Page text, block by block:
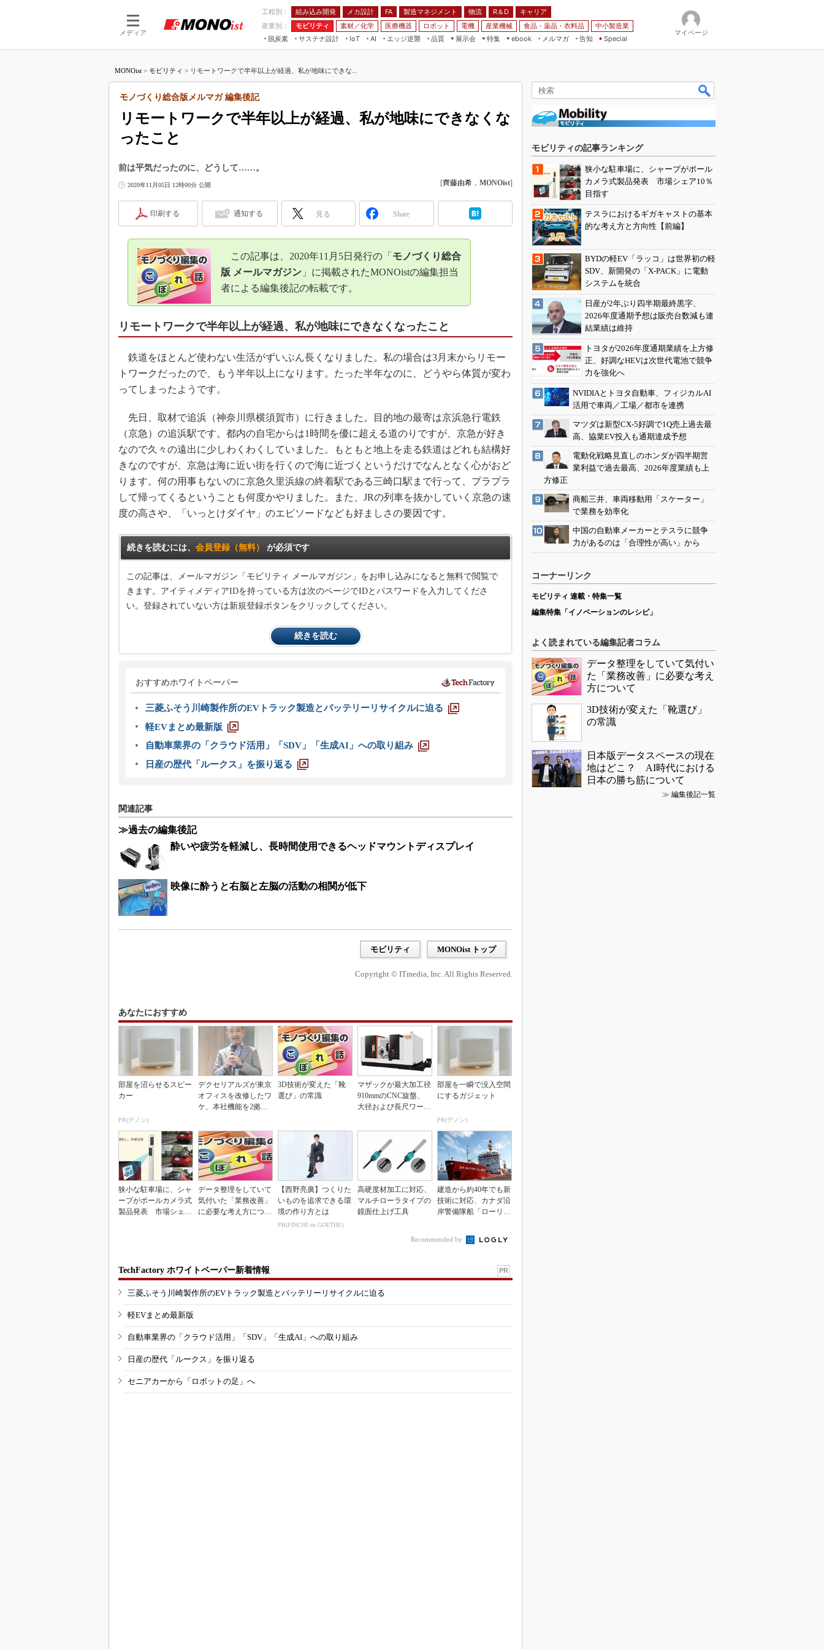
メディア
工程別： 組み込み開発 メカ設計 FA 製造マネジメント 物流 R＆D
キャリア
産業別：
モビリティ 素材／化学 医療機器 ロボット 電機 産業機械 食品・薬品・衣料品
中小製造業
脱炭素
サステナ設計
IoT
つながる工場
つながるサービス
AI
AI×設備保全
Physical AI
エッジ逆襲 品質
展示会
JIMTOF
IIFES
スマート工場EXPO
AUTOMOTIVE WORLD
産業オープンネット展
特集
VR／AR
フィールドサービス
Windows Embedded
車載ソフト開発
ISO26262
無償設計ツール
3Dプリンタ
インダストリー4.0
イノベーション
製造業ビッグデータ
植物工場
知財マネジメント
海外生産
グローバル設計・開発
制御セキュリティ
新型コロナへの対応
ebook
FA
メルマガ
告知 Special
マイページ
MONOist > モビリティ > リモートワークで半年以上が経過、私が地味にできな...
リモートワークで半年以上が経過、私が地味にできなくな
ったこと
モノづくり総合版メルマガ 編集後記
前は平気だったのに、どうして……。
2020年11月05日 12時00分 公開 [齊藤由希 ， MONOist]
印刷する 通知する 見る Share
この記事は、2020年11月5日発行の「 モノづくり総合
版 メールマガジン 」に掲載されたMONOistの編集担当
者による編集後記の転載です。
リモートワークで半年以上が経過、私が地味にできなくなったこと
鉄道をほとんど使わない生活がずいぶん長くなりました。私の場合は3月末からリモー
トワークだったので、もう半年以上になります。たった半年なのに、どうやら体質が変わ
ってしまったようです。
先日、取材で追浜（神奈川県横須賀市）に行きました。目的地の最寄は京浜急行電鉄
（京急）の追浜駅です。都内の自宅からは1時間を優に超える道のりですが、京急が好き
なので久々の遠出に少しわくわくしていました。もともと地上を走る鉄道はどれも結構好
きなのですが、京急は海に近い街を行くので海に近づくというだけでなんとなく心がおど
ります。何の用事もないのに京急久里浜線の終着駅である三崎口駅まで行って、プラプラ
して帰ってくるということも何度かやりました。また、JRの列車を抜かしていく京急の速
度の高さや、「いっとけダイヤ」のエピソードなども好ましさの要因です。
続きを読むには、 会員登録（無料） が必須です
この記事は、メールマガジン「モビリティ メールマガジン」をお申し込みになると無料で閲覧で
きます。アイティメディアIDを持っている方は次のページでIDとパスワードを入力してくださ
い。登録されていない方は新規登録ボタンをクリックしてください。
続きを読む
おすすめホワイトペーパー
三菱ふそう川崎製作所のEVトラック製造とバッテリーリサイクルに迫る
軽EVまとめ最新版
自動車業界の「クラウド活用」「SDV」「生成AI」への取り組み
日産の歴代「ルークス」を振り返る
関連記事
≫過去の編集後記
酔いや疲労を軽減し、長時間使用できるヘッドマウントディスプレイ
映像に酔うと右脳と左脳の活動の相関が低下
モビリティ MONOist トップ
Copyright © ITmedia, Inc. All Rights Reserved.
あなたにおすすめ
部屋を沼らせるスピー
カー
PR(デノン)
デクセリアルズが東京
オフィスを改修したワ
ケ、本社機能を2拠点
3D技術が変えた「靴
選び」の常識
マザックが最大加工径
910mmのCNC旋盤、
大径および長尺ワーク
部屋を一瞬で没入空間
にするガジェット
PR(デノン)
狭小な駐車場に、シャ
ープがポールカメラ式
製品発表 市場シェア
データ整理をしていて
気付いた「業務改善」
に必要な考え方につい
【西野亮廣】つくりた
いものを追求できる環
境の作り方とは
PR(FINCHI on GOETHE)
高硬度材加工に対応、
マルチローラタイプの
鏡面仕上げ工具
建造から約40年でも新
技術に対応、カナダ沿
岸警備隊船「ローリ
Recommended by
TechFactory ホワイトペーパー新着情報 PR
三菱ふそう川崎製作所のEVトラック製造とバッテリーリサイクルに迫る
軽EVまとめ最新版
自動車業界の「クラウド活用」「SDV」「生成AI」への取り組み
日産の歴代「ルークス」を振り返る
セニアカーから「ロボットの足」へ
モビリティの記事ランキング
狭小な駐車場に、シャープがポール
カメラ式製品発表 市場シェア10％
目指す
テスラにおけるギガキャストの基本
的な考え方と方向性【前編】
BYDの軽EV「ラッコ」は世界初の軽
SDV、新開発の「X-PACK」に電動
システムを統合
日産が2年ぶり四半期最終黒字、
2026年度通期予想は販売台数減も連
結業績は維持
トヨタが2026年度通期業績を上方修
正、好調なHEVは次世代電池で競争
力を強化へ
NVIDIAとトヨタ自動車、フィジカルAI
活用で車両／工場／都市を連携
マツダは新型CX-5好調で1Q売上過去最
高、協業EV投入も通期達成予想
電動化戦略見直しのホンダが四半期営
業利益で過去最高、2026年度業績も上
方修正
商船三井、車両移動用「スケーター」
で業務を効率化
中国の自動車メーカーとテスラに競争
力があるのは「合理性が高い」から
コーナーリンク
モビリティ 連載・特集一覧
編集特集「イノベーションのレシピ」
よく読まれている編集記者コラム
データ整理をしていて気付い
た「業務改善」に必要な考え
方について
3D技術が変えた「靴選び」
の常識
日本版データスペースの現在
地はどこ？ AI時代における
日本の勝ち筋について
≫ 編集後記一覧